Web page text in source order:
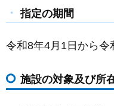
指定の期間
令和8年4月1日から令
施設の対象及び所